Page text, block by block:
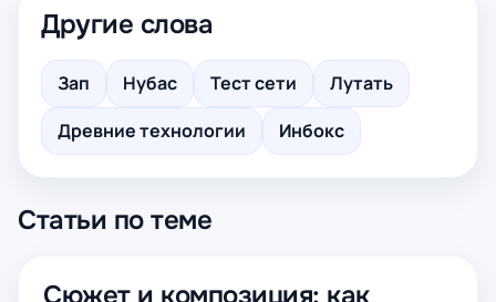
Другие слова
Зап Нубас Тест сети
Лутать
Древние технологии
Инбокс
Статьи по теме
Сюжет и композиция: как